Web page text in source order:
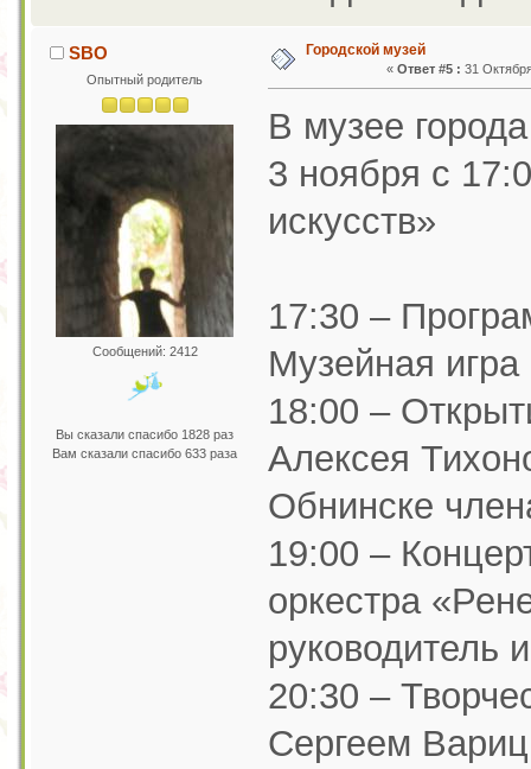
SBO
Опытный родитель
Сообщений: 2412
Вы сказали спасибо 1828 раз
Вам сказали спасибо 633 раза
Городской музей
« Ответ #5 : 31
В музее
3 ноября с
искусств»
17:30 –
Музейная
18:00 –
Алексея
Обнинске
19:00 –
оркестра
руководитель
20:30 –
Сергеем